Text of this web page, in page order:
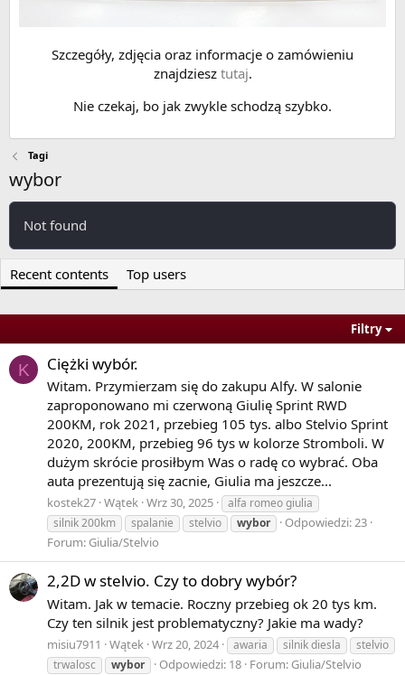
Szczegóły, zdjęcia oraz informacje o zamówieniu
znajdziesz tutaj.
Nie czekaj, bo jak zwykle schodzą szybko.
Tagi
wybor
Not found
Recent contents Top users
Filtry
K Ciężki wybór.
Witam. Przymierzam się do zakupu Alfy. W salonie
zaproponowano mi czerwoną Giulię Sprint RWD
200KM, rok 2021, przebieg 105 tys. albo Stelvio Sprint
2020, 200KM, przebieg 96 tys w kolorze Stromboli. W
dużym skrócie prosiłbym Was o radę co wybrać. Oba
auta prezentują się zacnie, Giulia ma jeszcze...
kostek27 Wątek Wrz 30, 2025
alfa romeo giulia
silnik 200km
spalanie stelvio wybor
Odpowiedzi: 23
Forum: Giulia/Stelvio
2,2D w stelvio. Czy to dobry wybór?
Witam. Jak w temacie. Roczny przebieg ok 20 tys km.
Czy ten silnik jest problematyczny? Jakie ma wady?
misiu7911 Wątek Wrz 20, 2024 awaria silnik diesla
stelvio
trwalosc
wybor Odpowiedzi: 18 Forum: Giulia/Stelvio